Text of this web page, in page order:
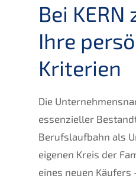
Bei KERN
Ihre
Kriterien
Die
essenzieller
Berufslaufbahn als
eigenen Kreis der
eines neuen Käufers